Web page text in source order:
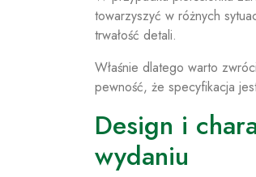
towarzyszyć w różnych
trwałość detali.
Właśnie dlatego warto
pewność, że specyfikacja
Design i
wydaniu